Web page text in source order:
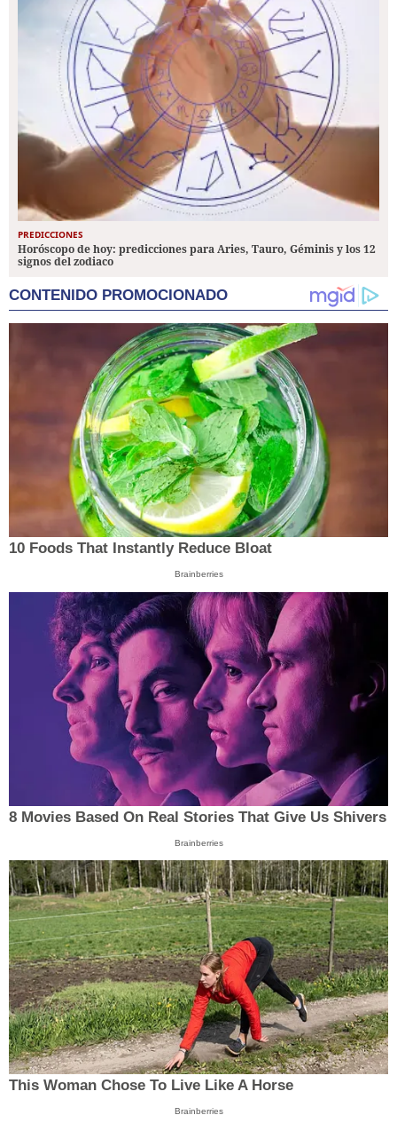
PREDICCIONES
Horóscopo de hoy: predicciones para Aries, Tauro, Géminis y los 12
signos del zodiaco
CONTENIDO PROMOCIONADO
10 Foods That Instantly Reduce Bloat
Brainberries
8 Movies Based On Real Stories That Give Us Shivers
Brainberries
This Woman Chose To Live Like A Horse
Brainberries